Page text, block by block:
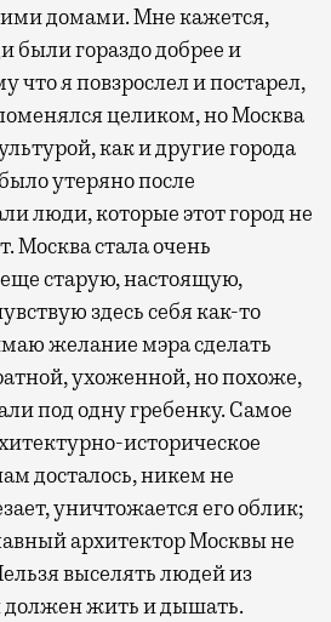
домами. Мне кажется,
были гораздо добрее и
что я повзрослел и постарел,
целиком, но Москва
как и другие города
утеряно после
люди, которые этот город не
Москва стала очень
старую, настоящую,
здесь себя как-то
желание мэра сделать
ухоженной, но похоже,
под одну гребенку. Самое
историческое
досталось, никем не
уничтожается его облик;
архитектор Москвы не
выселять людей из
должен жить и дышать.